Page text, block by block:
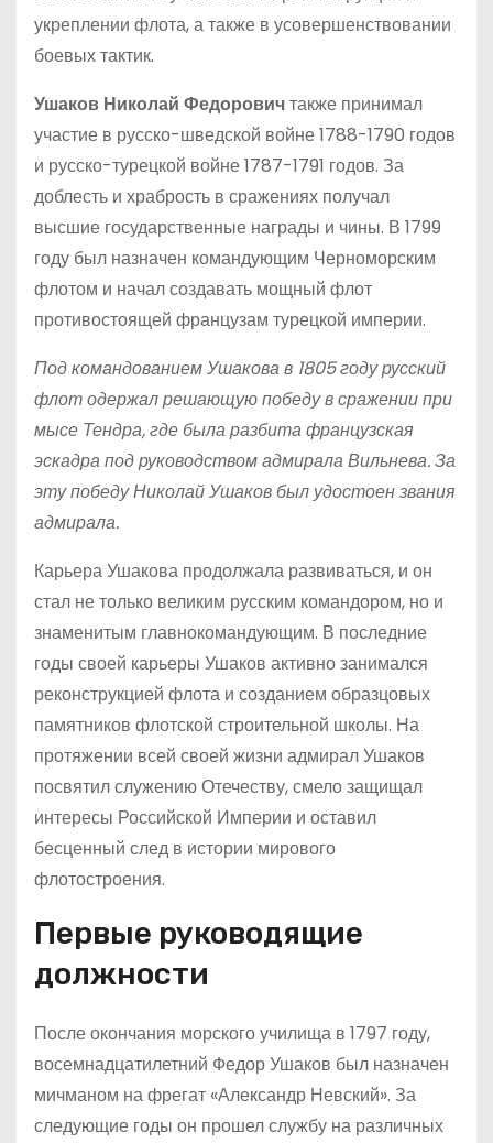
укреплении флота, а также в усовершенствовании
боевых тактик.
Ушаков Николай Федоровичтакже принимал
участие в русско-шведской войне 1788-1790 годов
и русско-турецкой войне 1787-1791 годов. За
доблесть и храбрость в сражениях получал
высшие государственные награды и чины. В 1799
году был назначен командующим Черноморским
флотом и начал создавать мощный флот
противостоящей французам турецкой империи.
Под командованием Ушакова в 1805 году русский
флот одержал решающую победу в сражении при
мысе Тендра, где была разбита французская
эскадра под руководством адмирала Вильнева. За
эту победу Николай Ушаков был удостоен звания
адмирала.
Карьера Ушакова продолжала развиваться, и он
стал не только великим русским командором, но и
знаменитым главнокомандующим. В последние
годы своей карьеры Ушаков активно занимался
реконструкцией флота и созданием образцовых
памятников флотской строительной школы. На
протяжении всей своей жизни адмирал Ушаков
посвятил служению Отечеству, смело защищал
интересы Российской Империи и оставил
бесценный след в истории мирового
флотостроения.
Первые руководящие
должности
После окончания морского училища в 1797 году,
восемнадцатилетний Федор Ушаков был назначен
мичманом на фрегат «Александр Невский». За
следующие годы он прошел службу на различных